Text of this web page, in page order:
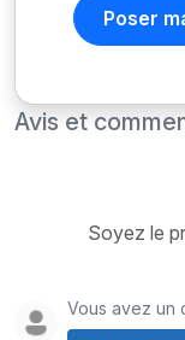
Poser
Avis et
Soyez le
Vous avez un